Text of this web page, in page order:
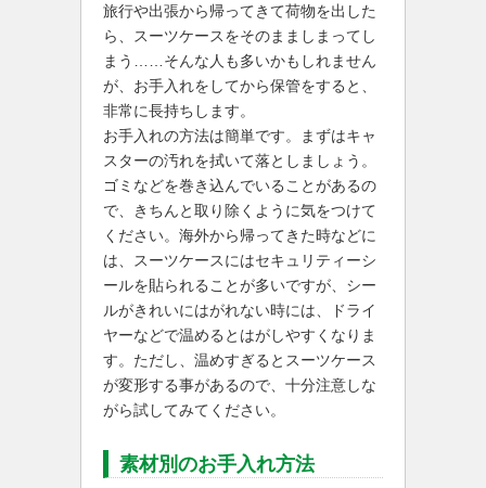
旅行や出張から帰ってきて荷物を出した
ら、スーツケースをそのまましまってし
まう……そんな人も多いかもしれません
が、お手入れをしてから保管をすると、
非常に長持ちします。
お手入れの方法は簡単です。まずはキャ
スターの汚れを拭いて落としましょう。
ゴミなどを巻き込んでいることがあるの
で、きちんと取り除くように気をつけて
ください。海外から帰ってきた時などに
は、スーツケースにはセキュリティーシ
ールを貼られることが多いですが、シー
ルがきれいにはがれない時には、ドライ
ヤーなどで温めるとはがしやすくなりま
す。ただし、温めすぎるとスーツケース
が変形する事があるので、十分注意しな
がら試してみてください。
素材別のお手入れ方法